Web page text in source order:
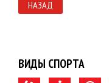
НАЗАД
ВИДЫ СПОРТА